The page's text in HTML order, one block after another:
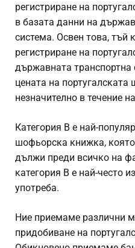
регистриране на
в базата данни на
система. Освен това, тъй
регистриране на
държавната транспортна
цената на
незначително в течение
Категория B е най-
шофьорска книжка,
дължи преди всичко на
категория B е най-често
употреба.
Ние приемаме различни
придобиване на